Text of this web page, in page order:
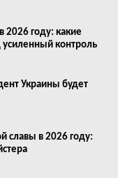
2026 году: какие
усиленный контроль
Украины будет
славы в 2026 году: